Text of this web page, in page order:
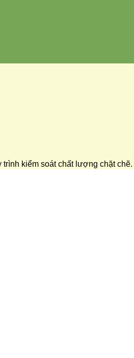
kiểm soát chất lượng chặt chẽ.